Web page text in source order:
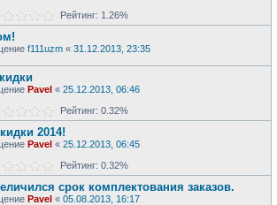
Рейтинг: 1.26%
f111uzm « 31.12.2013, 23:35
Pavel « 25.12.2013, 06:46
Рейтинг: 0.32%
2014!
Pavel « 25.12.2013, 06:45
Рейтинг: 0.32%
срок комплектования заказов.
Pavel « 05.08.2013, 16:17